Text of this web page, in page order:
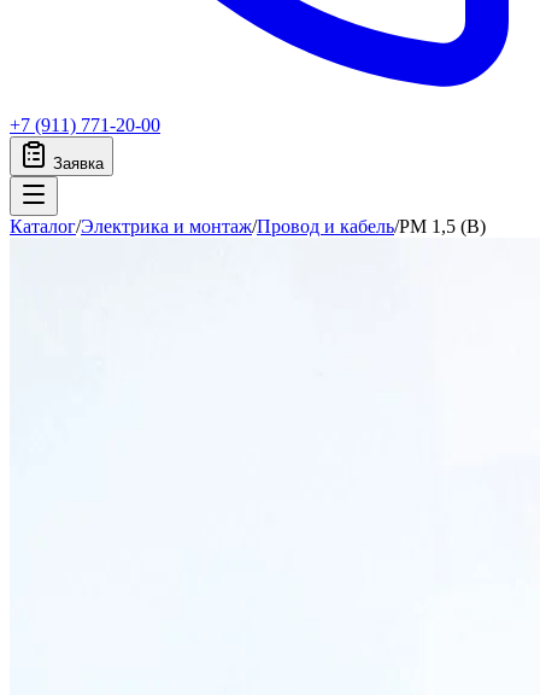
+7 (911) 771-20-00
Заявка
Каталог/Электрика и монтаж/Провод и кабель/PM 1,5 (B)